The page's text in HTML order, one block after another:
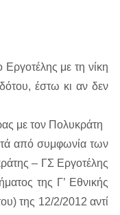
με τη νίκη
έστω κι αν δεν
με τον Πολυκράτη
από συμφωνία των
– ΓΣ Εργοτέλης
της Γ’ Εθνικής
της 12/2/2012 αντί